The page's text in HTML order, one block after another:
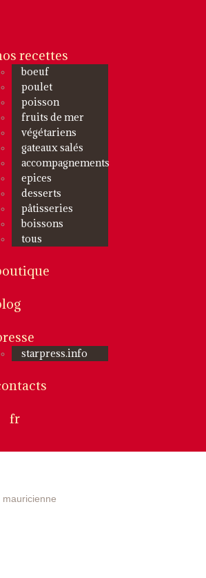
recettes
boeuf
poulet
poisson
fruits de mer
végétariens
gateaux salés
accompagnements
epices
desserts
pâtisseries
boissons
tous
starpress.info
fr